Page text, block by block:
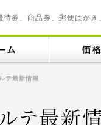
待券、商品券、郵便はがき
テ最新情報